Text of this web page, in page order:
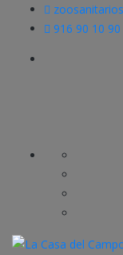
916 90 10 90